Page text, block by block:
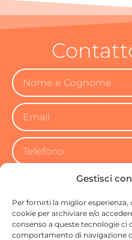
Gestisci
Per fornirti la miglior
cookie per archiviare e/o
consenso a queste tecnologie ci
comportamento di navigazione